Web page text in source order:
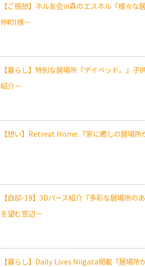
【ご感想】ネル友会in森のエスネル『様々
仲町I様－
【暮らし】特別な居場所『デイベッド。』
紹介－
【想い】Retreat Home.『家に癒しの居場
【自邸-19】3Dパース紹介『多彩な居場所
を望む窓辺－
【暮らし】Daily Lives Niigata掲載『居場所